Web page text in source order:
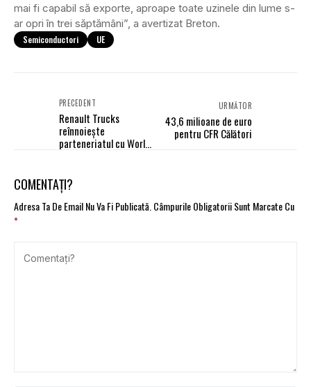
mai fi capabil să exporte, aproape toate uzinele din lume s-
ar opri în trei săptămâni”, a avertizat Breton.
Semiconductori UE
PRECEDENT
Renault Trucks
reînnoiește
parteneriatul cu World
URMĂTOR
43,6 milioane de euro
pentru CFR Călători
COMENTAȚI?
Adresa Ta De Email Nu Va Fi Publicată. Câmpurile Obligatorii Sunt Marcate Cu
*